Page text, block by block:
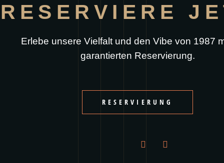
RESERVIERE
Erlebe unsere Vielfalt und den Vibe von 1987
garantierten Reservierung.
RESERVIERUNG